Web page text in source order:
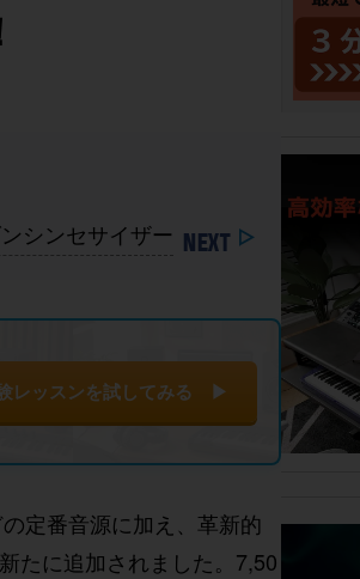
シンセサイザー
レッスンを試してみる ▶
定番音源に加え、革新的
たに追加されました。7,50